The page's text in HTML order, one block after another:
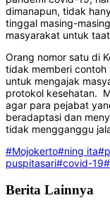
dimanapun, tidak
tinggal masing-
masyarakat untuk
Orang nomor satu di
tidak memberi
untuk mengajak
protokol kesehatan.
agar para pejabat
beradaptasi dan
tidak mengganggu
#Mojokerto#ning ita
puspitasari#covid-19
Berita Lainnya